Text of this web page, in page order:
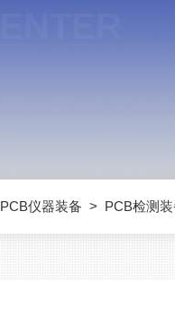
PCB仪器装备 > PCB检测